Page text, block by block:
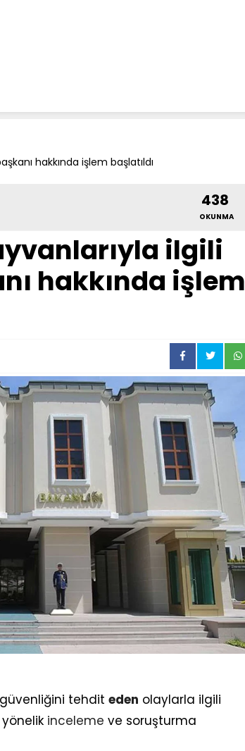
hakkında işlem başlatıldı
438
OKUNMA
ilgili
hakkında işlem
güvenliğini tehdit eden olaylarla ilgili
inceleme ve soruşturma